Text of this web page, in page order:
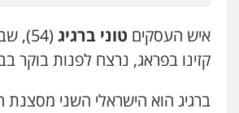
משרד עורכי דין חן
פלילי דיני תעבורה
איש העסקים טוני ברגיג
(54),
קזינו בפראג, נרצח לפנות בוקר
ברגיג הוא הישראלי השני מסצנת